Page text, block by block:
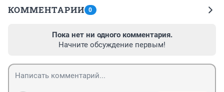
КОММЕНТАРИИ 0
Пока нет ни одного комментария.
Начните обсуждение первым!